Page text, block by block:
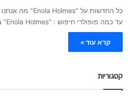
עד כמה פופולרי חיפוש : "Enola Holmes" בישראל 1,000+…
קרא עוד »
קטגוריות